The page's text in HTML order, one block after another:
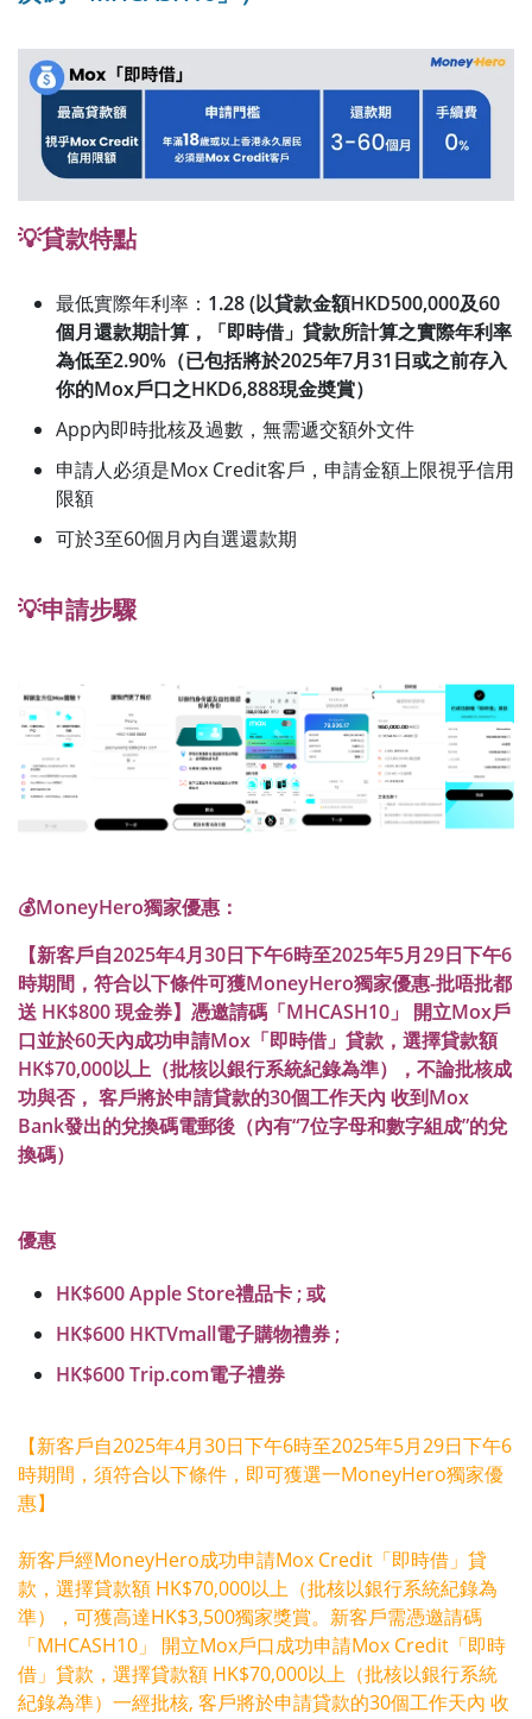
💡貸款特點
最低實際年利率： 1.28 (以貸款金額HKD500,000及60
個月還款期計算，「即時借」貸款所計算之實際年利率
為低至2.90%（已包括將於2025年7月31日或之前存入
你的Mox戶口之HKD6,888現金奬賞）
App內即時批核及過數，無需遞交額外文件
申請人必須是Mox Credit客戶，申請金額上限視乎信用
限額
可於3至60個月內自選還款期
💡申請步驟
💰MoneyHero獨家優惠：
【新客戶自2025年4月30日下午6時至2025年5月29日下午6
時期間，符合以下條件可獲MoneyHero獨家優惠-批唔批都
送 HK$800 現金券】憑邀請碼「MHCASH10」 開立Mox戶
口並於60天內成功申請Mox「即時借」貸款，選擇貸款額
HK$70,000以上（批核以銀行系統紀錄為準），不論批核成
功與否， 客戶將於申請貸款的30個工作天內 收到Mox
Bank發出的兌換碼電郵後（內有“7位字母和數字組成”的兌
換碼）
優惠
HK$600 Apple Store禮品卡 ; 或
HK$600 HKTVmall電子購物禮券 ;
HK$600 Trip.com電子禮券
【新客戶自2025年4月30日下午6時至2025年5月29日下午6
時期間，須符合以下條件，即可獲選一MoneyHero獨家優
惠】
新客戶經MoneyHero成功申請Mox Credit「即時借」貸
款，選擇貸款額 HK$70,000以上（批核以銀行系統紀錄為
準），可獲高達HK$3,500獨家獎賞。新客戶需憑邀請碼
「MHCASH10」 開立Mox戶口成功申請Mox Credit「即時
借」貸款，選擇貸款額 HK$70,000以上（批核以銀行系統
紀錄為準）一經批核, 客戶將於申請貸款的30個工作天內 收